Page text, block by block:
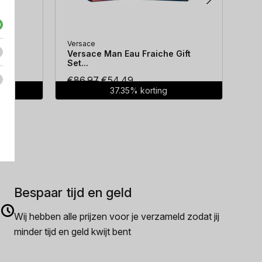
Versace
Versace Man Eau Fraiche Gift
Set...
€86.97Oorspronkelijke
prijs
€54.49Huidige
prijs
37.35% korting
Bespaar tijd en geld
Wij hebben alle prijzen voor je verzameld zodat jij
minder tijd en geld kwijt bent